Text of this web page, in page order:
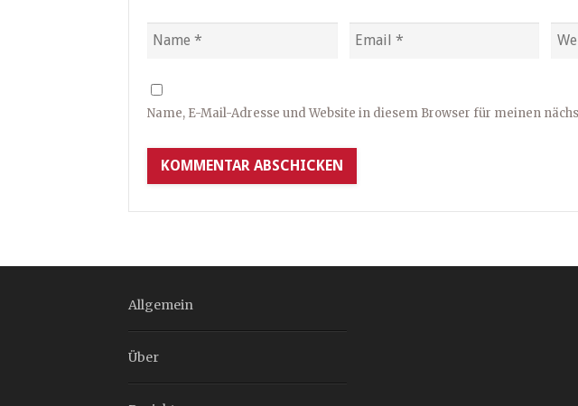
Name, E-Mail-Adresse und Website in diesem Browser für meinen
Allgemein
Über